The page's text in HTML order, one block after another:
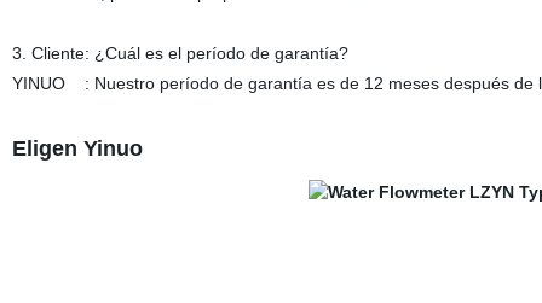
3. Cliente: ¿Cuál es el período de garantía?
YINUO : Nuestro período de garantía es de 12 meses después de
Eligen Yinuo